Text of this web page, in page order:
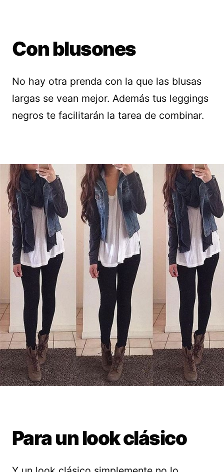
Con blusones
No hay otra prenda con la que las blusas
largas se vean mejor. Además tus leggings
negros te facilitarán la tarea de combinar.
Para un look clásico